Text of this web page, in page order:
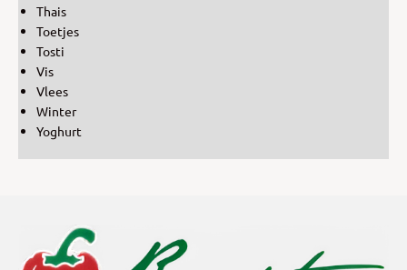
Thais
Toetjes
Tosti
Vis
Vlees
Winter
Yoghurt